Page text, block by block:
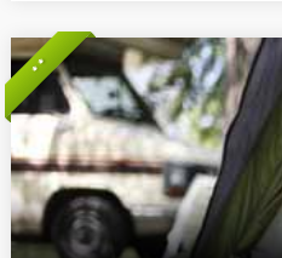
* *